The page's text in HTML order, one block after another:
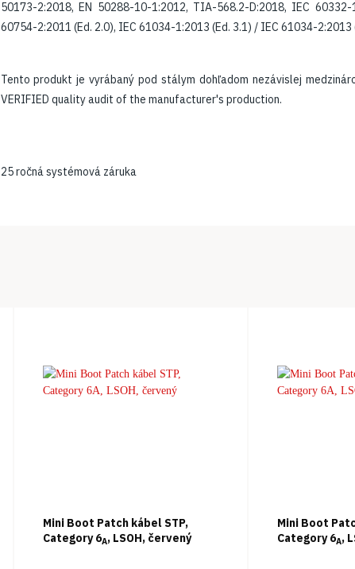
50173-2:2018, EN 50288-10-1:2012, TIA-568.2-D:2018, IEC
60754-2:2011 (Ed. 2.0), IEC 61034-1:2013 (Ed. 3.1) / IEC 61034-2:2013
Tento produkt je vyrábaný pod stálym dohľadom nezávislej
VERIFIED quality audit of the manufacturer's production.​
25 ročná systémová záruka
Mini Boot Patch kábel STP,
Category 6A, LSOH, červený
Mini Boot
Category 6A,